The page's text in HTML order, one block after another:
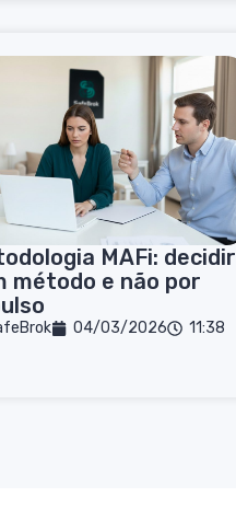
MAFi: decidir
método e não por
04/03/2026 11:38